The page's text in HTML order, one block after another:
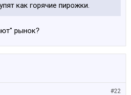
как горячие пирожки.
рынок?
#22